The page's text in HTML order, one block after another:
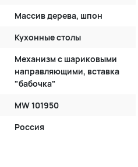
Массив дерева, шпон
Кухонные столы
Механизм с шариковыми
направляющими, вставка
"бабочка"
MW 101950
Россия